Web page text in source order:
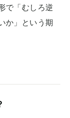
で「むしろ逆
か」という期